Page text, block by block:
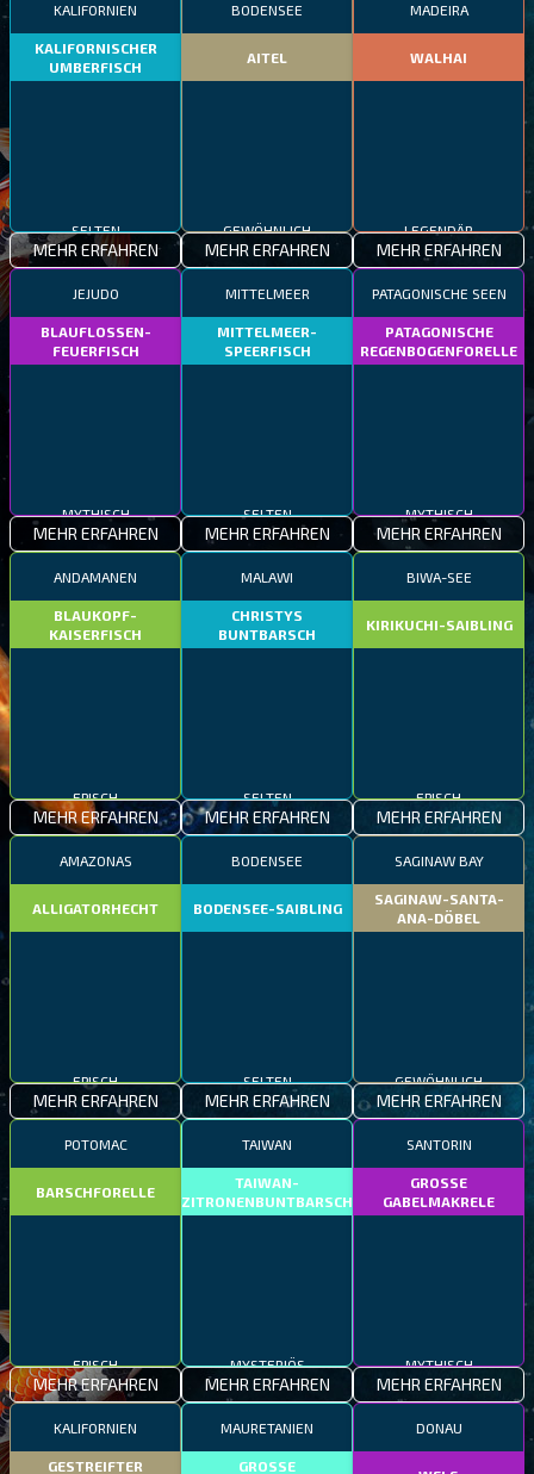
KALIFORNIEN
KALIFORNISCHER
UMBERFISCH
SELTEN
MEHR ERFAHREN
BODENSEE
AITEL
GEWÖHNLICH
MEHR ERFAHREN
MADEIRA
WALHAI
LEGENDÄR
MEHR ERFAHREN
JEJUDO
BLAUFLOSSEN-
FEUERFISCH
MYTHISCH
MEHR ERFAHREN
MITTELMEER
MITTELMEER-
SPEERFISCH
SELTEN
MEHR ERFAHREN
PATAGONISCHE SEEN
PATAGONISCHE
REGENBOGENFORELLE
MYTHISCH
MEHR ERFAHREN
ANDAMANEN
BLAUKOPF-
KAISERFISCH
EPISCH
MEHR ERFAHREN
MALAWI
CHRISTYS
BUNTBARSCH
SELTEN
MEHR ERFAHREN
BIWA-SEE
KIRIKUCHI-SAIBLING
EPISCH
MEHR ERFAHREN
AMAZONAS
ALLIGATORHECHT
EPISCH
MEHR ERFAHREN
BODENSEE
BODENSEE-SAIBLING
SELTEN
MEHR ERFAHREN
SAGINAW BAY
SAGINAW-SANTA-
ANA-DÖBEL
GEWÖHNLICH
MEHR ERFAHREN
POTOMAC
BARSCHFORELLE
EPISCH
MEHR ERFAHREN
TAIWAN
TAIWAN-
ZITRONENBUNTBARSCH
MYSTERIÖS
MEHR ERFAHREN
SANTORIN
GROSSE
GABELMAKRELE
MYTHISCH
MEHR ERFAHREN
KALIFORNIEN
GESTREIFTER
MAURETANIEN
GROSSE
DONAU